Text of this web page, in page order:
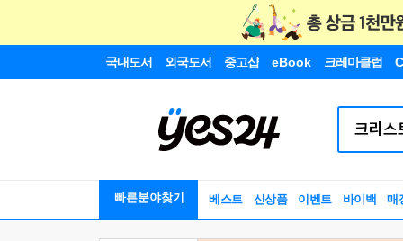
국내도서 외국도서 중고샵 eBook 크레마클럽
빠른분야찾기 베스트 신상품 이벤트 바이백 매